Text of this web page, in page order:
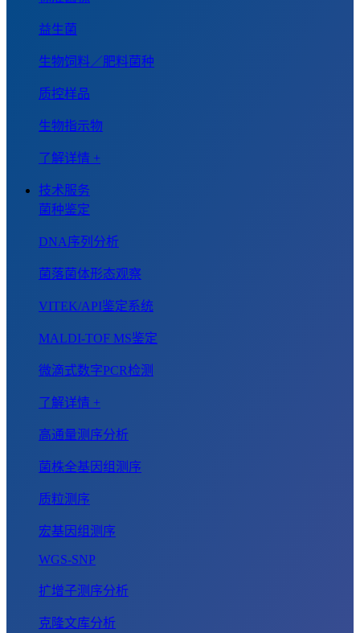
益生菌
生物饲料／肥料菌种
质控样品
生物指示物
了解详情 +
技术服务
菌种鉴定
DNA序列分析
菌落菌体形态观察
VITEK/API鉴定系统
MALDI-TOF MS鉴定
微滴式数字PCR检测
了解详情 +
高通量测序分析
菌株全基因组测序
质粒测序
宏基因组测序
WGS-SNP
扩增子测序分析
克隆文库分析